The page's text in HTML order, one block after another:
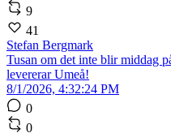
9
41
Stefan Bergmark
Tusan om det inte blir middag
levererar Umeå!
8/1/2026, 4:32:24 PM
0
0